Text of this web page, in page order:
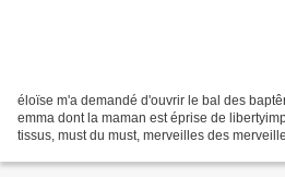
éloïse m'a demandé d'ouvrir le bal des
emma dont la maman est éprise de
tissus, must du must, merveilles des